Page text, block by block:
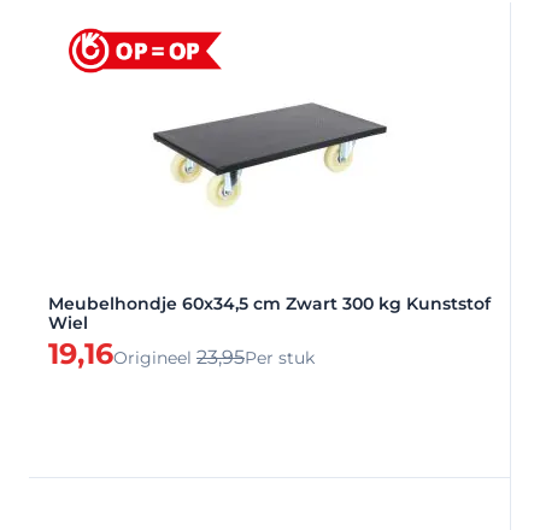
Meubelhondje 60x34,5 cm Zwart 300 kg Kunststof
Wiel
Speciale prijs
19,16Origineel 23,95Per stuk